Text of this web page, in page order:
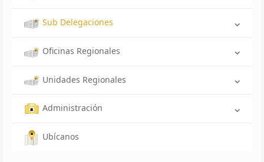
Sub Delegaciones
Oficinas Regionales
Unidades Regionales
Administración
Ubícanos